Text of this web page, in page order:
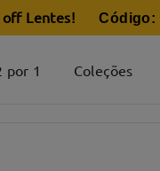
off Lentes! Código:
por 1 Coleções